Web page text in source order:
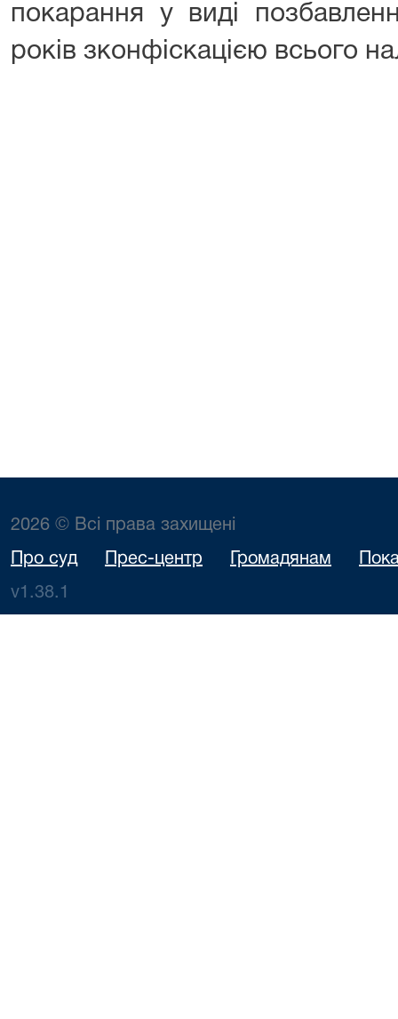
покарання у виді
років зконфіскацією всього
2026 © Всі права захищені
Про суд Прес-центр Громадянам
v1.38.1